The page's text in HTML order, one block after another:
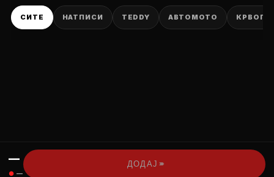
СИТЕ НАТПИСИ TEDDY АВТОМОТО
—
● —
ДОДАЈ ›››